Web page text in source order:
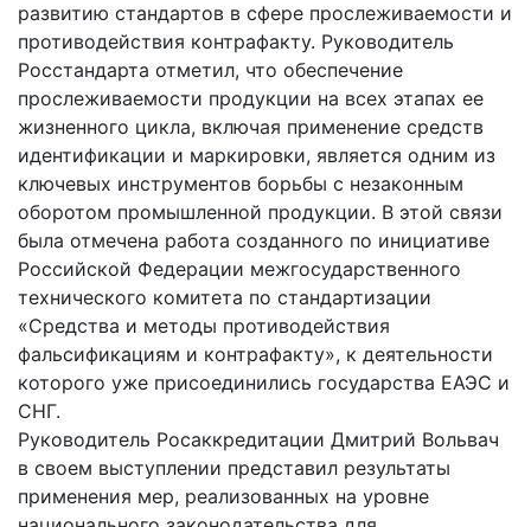
развитию стандартов в сфере прослеживаемости и
противодействия контрафакту. Руководитель
Росстандарта отметил, что обеспечение
прослеживаемости продукции на всех этапах ее
жизненного цикла, включая применение средств
идентификации и маркировки, является одним из
ключевых инструментов борьбы с незаконным
оборотом промышленной продукции. В этой связи
была отмечена работа созданного по инициативе
Российской Федерации межгосударственного
технического комитета по стандартизации
«Средства и методы противодействия
фальсификациям и контрафакту», к деятельности
которого уже присоединились государства ЕАЭС и
СНГ.
Руководитель Росаккредитации Дмитрий Вольвач
в своем выступлении представил результаты
применения мер, реализованных на уровне